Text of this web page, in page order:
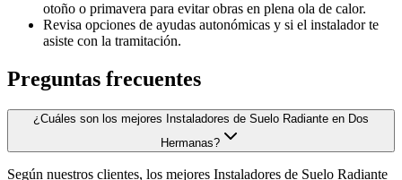
otoño o primavera para evitar obras en plena ola de calor.
Revisa opciones de ayudas autonómicas y si el instalador te
asiste con la tramitación.
Preguntas frecuentes
¿Cuáles son los mejores Instaladores de Suelo Radiante en Dos
Hermanas?
Según nuestros clientes, los mejores Instaladores de Suelo Radiante